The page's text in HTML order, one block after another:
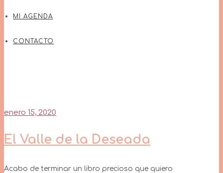
MI AGENDA
CONTACTO
enero 15, 2020
El Valle de la Deseada
Acabo de terminar un libro precioso que quiero